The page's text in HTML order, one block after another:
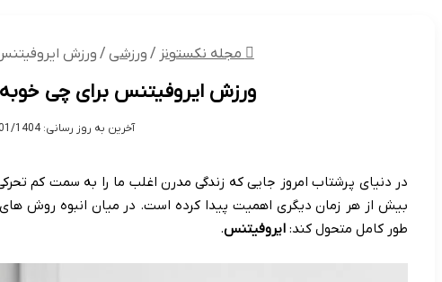
مجله نکستونز / ورزشی / ورزش
ورزش ایروفیتنس برای چی
آخرین به روز رسانی: 01/01/1404
در دنیای پرشتاب امروز جایی که زندگی مدرن اغلب ما را به سمت کم
بیش از هر زمان دیگری اهمیت پیدا کرده است. در میان انبوه روش های
طور کامل متحول کند: ایروفیتنس.